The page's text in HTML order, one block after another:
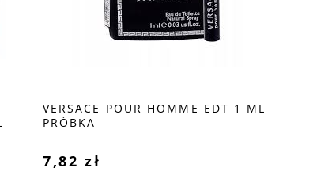
VERSACE POUR HOMME EDT 1 ML
PRÓBKA
7,82 zł